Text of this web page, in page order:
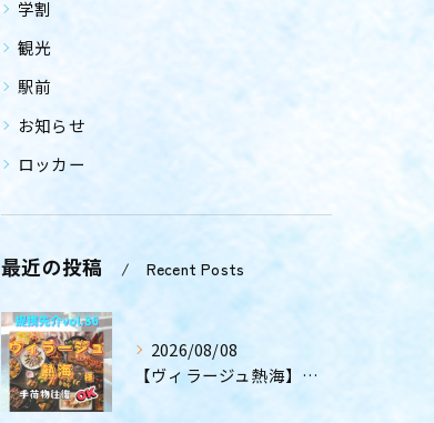
学割
観光
駅前
お知らせ
ロッカー
最近の投稿 Recent Posts
2026/08/08
【ヴィラージュ熱海】〜提携先紹介〜